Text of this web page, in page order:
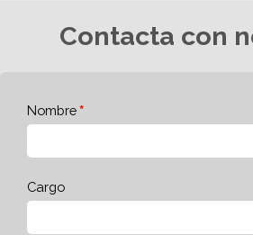
Contacta con
Nombre
Cargo